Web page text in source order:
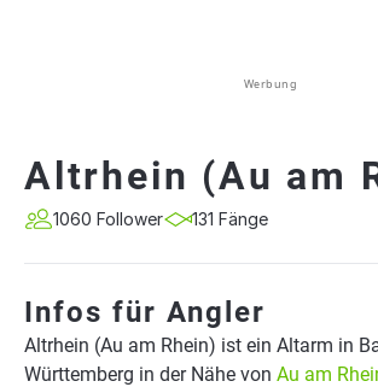
Werbung
Altrhein (Au am
1060 Follower 131 Fänge
Infos für Angler
Altrhein (Au am Rhein) ist ein Altarm in
Württemberg in der Nähe von Au am